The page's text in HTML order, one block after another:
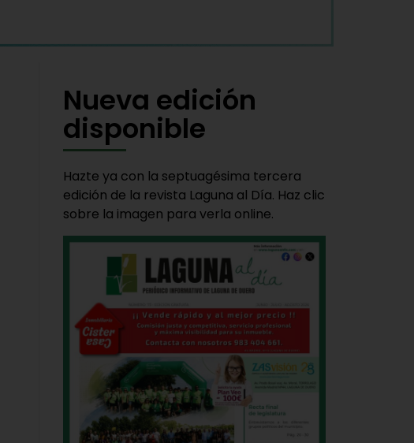
Nueva edición
disponible
Hazte ya con la septuagésima tercera
edición de la revista Laguna al Día. Haz clic
sobre la imagen para verla online.